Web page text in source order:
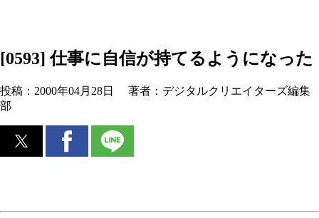
[0593] 仕事に自信が持てるようになった
投稿： 2000年04月28日 著者： デジタルクリエイターズ編集
部